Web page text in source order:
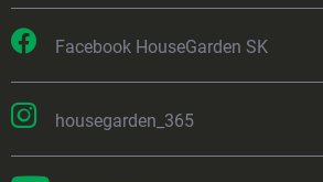
Facebook HouseGarden SK
housegarden_365